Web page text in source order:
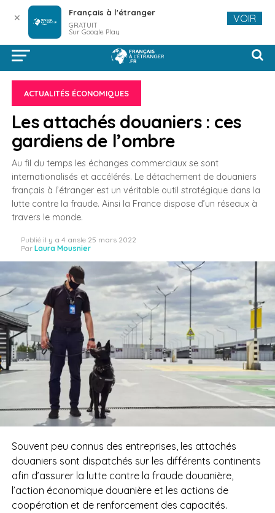
ACTUALITÉS ÉCONOMIQUES
Les attachés douaniers : ces
gardiens de l’ombre
Au fil du temps les échanges commerciaux se sont
internationalisés et accélérés. Le détachement de douaniers
français à l’étranger est un véritable outil stratégique dans la
lutte contre la fraude. Ainsi la France dispose d’un réseaux à
travers le monde.
Publié il y a 4 ansle 25 mars 2022
Par Laura Mousnier
Souvent peu connus des entreprises, les attachés
douaniers sont dispatchés sur les différents continents
afin d’assurer la lutte contre la fraude douanière,
l’action économique douanière et les actions de
coopération et de renforcement des capacités.
✕ Français à l'étranger
GRATUIT
Sur Google Play
VOIR